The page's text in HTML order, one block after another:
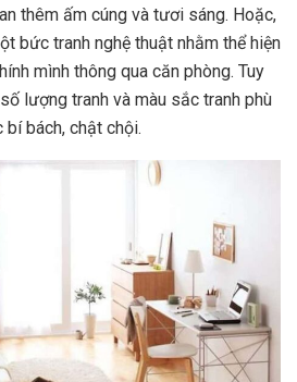
thêm ấm cúng và tươi sáng. Hoặc,
bức tranh nghệ thuật nhằm thể hiện
mình thông qua căn phòng. Tuy
lượng tranh và màu sắc tranh phù
bí bách, chật chội.